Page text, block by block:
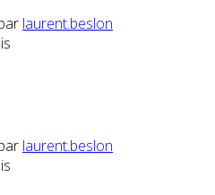
laurent.beslon
laurent.beslon